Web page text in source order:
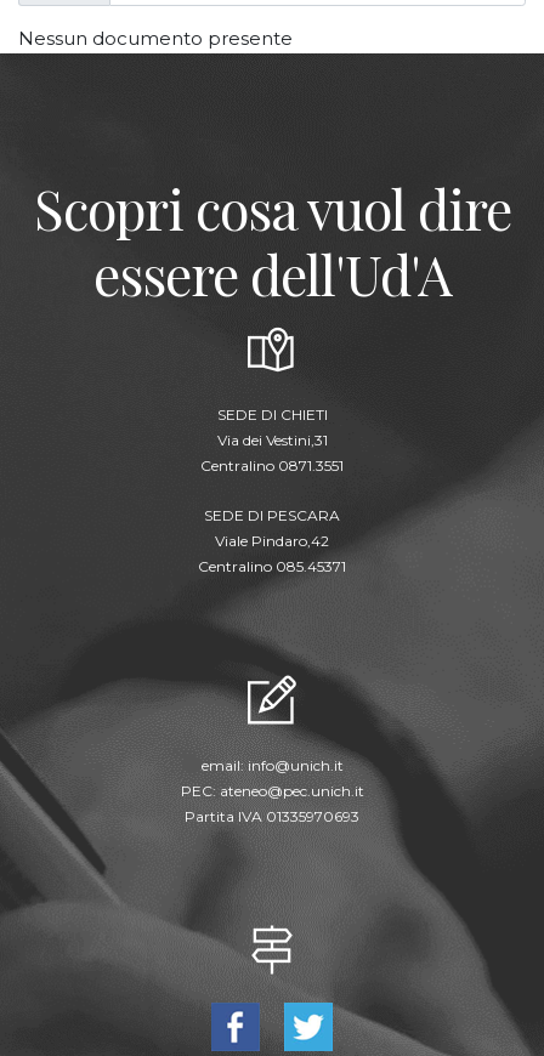
Nessun documento presente
Scopri cosa vuol dire
essere dell'Ud'A
SEDE DI CHIETI
Via dei Vestini,31
Centralino 0871.3551
SEDE DI PESCARA
Viale Pindaro,42
Centralino 085.45371
email: info@unich.it
PEC: ateneo@pec.unich.it
Partita IVA 01335970693